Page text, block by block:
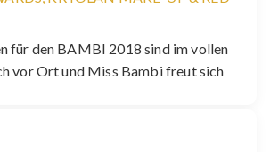
für den BAMBI 2018 sind im vollen
vor Ort und Miss Bambi freut sich